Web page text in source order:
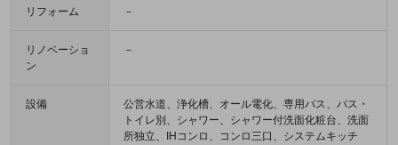
リフォーム －
リノベーショ
ン
－
設備
公営水道、浄化槽、オール電化、専用バス、バス・
トイレ別、シャワー、シャワー付洗面化粧台、洗面
所独立、IHコンロ、コンロ三口、システムキッチ